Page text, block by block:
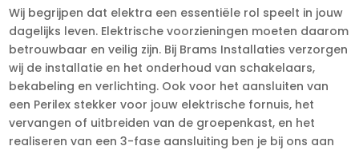
Wij begrijpen dat elektra een essentiële rol speelt in jouw
dagelijks leven. Elektrische voorzieningen moeten daarom
betrouwbaar en veilig zijn. Bij Brams Installaties verzorgen
wij de installatie en het onderhoud van schakelaars,
bekabeling en verlichting. Ook voor het aansluiten van
een Perilex stekker voor jouw elektrische fornuis, het
vervangen of uitbreiden van de groepenkast, en het
realiseren van een 3-fase aansluiting ben je bij ons aan